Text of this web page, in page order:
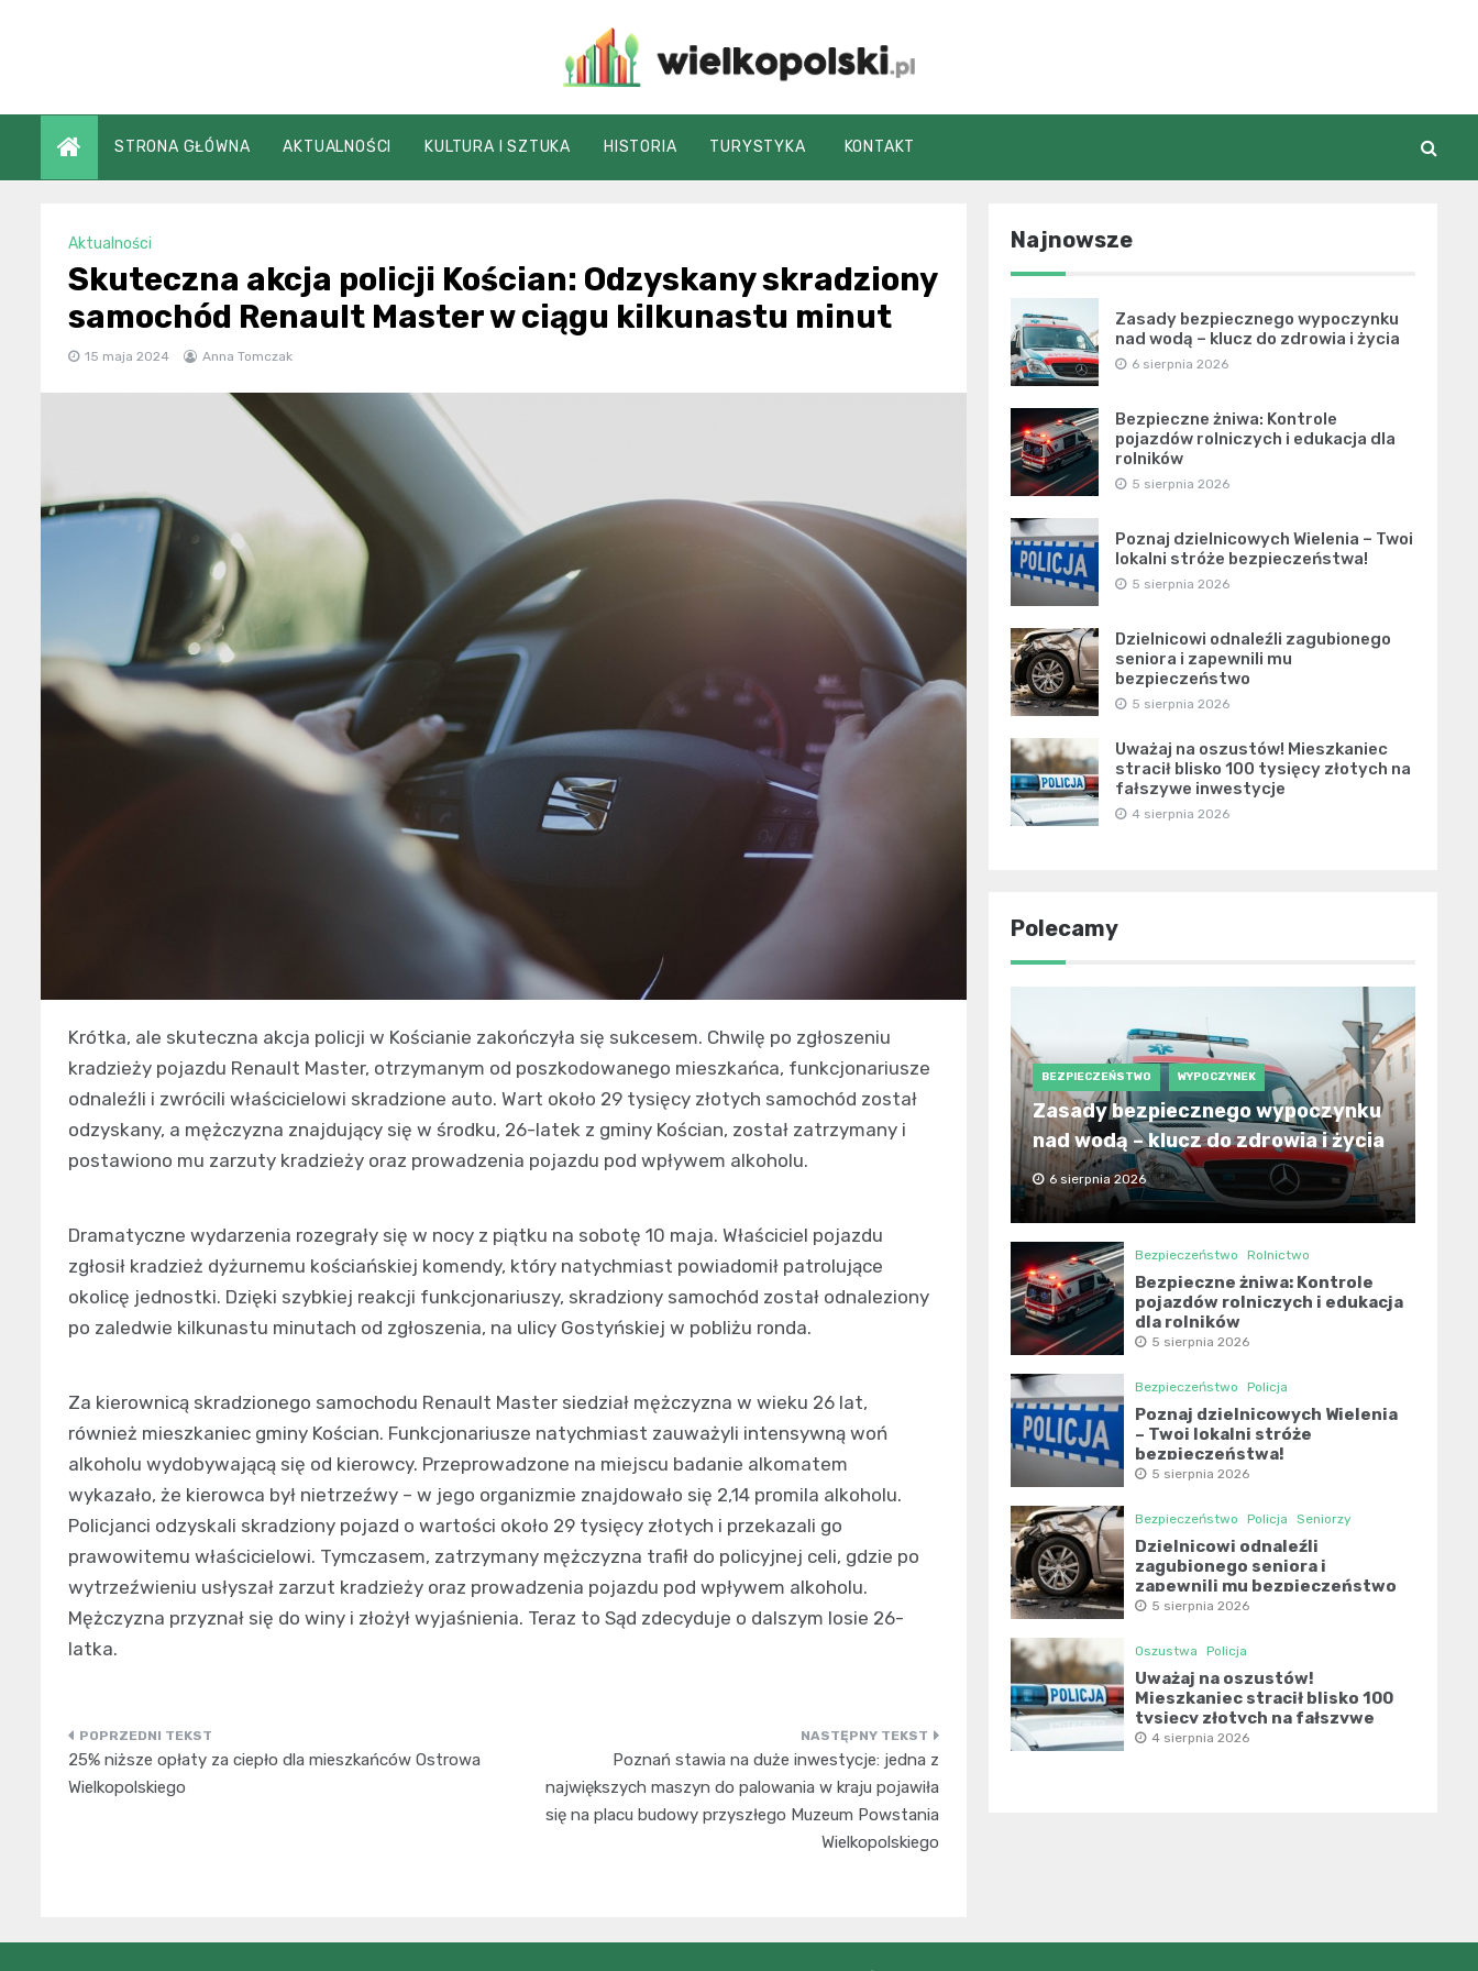
wielkopolski.pl
STRONA GŁÓWNA AKTUALNOŚCI KULTURA I SZTUKA HISTORIA TURYSTYKA KONTAKT
Aktualności
Skuteczna akcja policji Kościan: Odzyskany skradziony
samochód Renault Master w ciągu kilkunastu minut
15 maja 2024 Anna Tomczak
Krótka, ale skuteczna akcja policji w Kościanie zakończyła się sukcesem. Chwilę po zgłoszeniu
kradzieży pojazdu Renault Master, otrzymanym od poszkodowanego mieszkańca, funkcjonariusze
odnaleźli i zwrócili właścicielowi skradzione auto. Wart około 29 tysięcy złotych samochód został
odzyskany, a mężczyzna znajdujący się w środku, 26-latek z gminy Kościan, został zatrzymany i
postawiono mu zarzuty kradzieży oraz prowadzenia pojazdu pod wpływem alkoholu.
Dramatyczne wydarzenia rozegrały się w nocy z piątku na sobotę 10 maja. Właściciel pojazdu
zgłosił kradzież dyżurnemu kościańskiej komendy, który natychmiast powiadomił patrolujące
okolicę jednostki. Dzięki szybkiej reakcji funkcjonariuszy, skradziony samochód został odnaleziony
po zaledwie kilkunastu minutach od zgłoszenia, na ulicy Gostyńskiej w pobliżu ronda.
Za kierownicą skradzionego samochodu Renault Master siedział mężczyzna w wieku 26 lat,
również mieszkaniec gminy Kościan. Funkcjonariusze natychmiast zauważyli intensywną woń
alkoholu wydobywającą się od kierowcy. Przeprowadzone na miejscu badanie alkomatem
wykazało, że kierowca był nietrzeźwy – w jego organizmie znajdowało się 2,14 promila alkoholu.
Policjanci odzyskali skradziony pojazd o wartości około 29 tysięcy złotych i przekazali go
prawowitemu właścicielowi. Tymczasem, zatrzymany mężczyzna trafił do policyjnej celi, gdzie po
wytrzeźwieniu usłyszał zarzut kradzieży oraz prowadzenia pojazdu pod wpływem alkoholu.
Mężczyzna przyznał się do winy i złożył wyjaśnienia. Teraz to Sąd zdecyduje o dalszym losie 26-
latka.
Nawigacja
wpisu
25% niższe opłaty za ciepło dla mieszkańców Ostrowa
Wielkopolskiego
Poznań stawia na duże inwestycje: jedna z
największych maszyn do palowania w kraju pojawiła
się na placu budowy przyszłego Muzeum Powstania
Wielkopolskiego
Najnowsze
Zasady bezpiecznego wypoczynku
nad wodą – klucz do zdrowia i życia
6 sierpnia 2026
Bezpieczne żniwa: Kontrole
pojazdów rolniczych i edukacja dla
rolników
5 sierpnia 2026
Poznaj dzielnicowych Wielenia – Twoi
lokalni stróże bezpieczeństwa!
5 sierpnia 2026
Dzielnicowi odnaleźli zagubionego
seniora i zapewnili mu
bezpieczeństwo
5 sierpnia 2026
Uważaj na oszustów! Mieszkaniec
stracił blisko 100 tysięcy złotych na
fałszywe inwestycje
4 sierpnia 2026
Polecamy
BEZPIECZEŃSTWO WYPOCZYNEK
Zasady bezpiecznego wypoczynku
nad wodą – klucz do zdrowia i życia
6 sierpnia 2026
Bezpieczeństwo Rolnictwo
Bezpieczne żniwa: Kontrole
pojazdów rolniczych i edukacja
dla rolników
5 sierpnia 2026
Bezpieczeństwo Policja
Poznaj dzielnicowych Wielenia
– Twoi lokalni stróże
bezpieczeństwa!
5 sierpnia 2026
Bezpieczeństwo Policja Seniorzy
Dzielnicowi odnaleźli
zagubionego seniora i
zapewnili mu bezpieczeństwo
5 sierpnia 2026
Oszustwa Policja
Uważaj na oszustów!
Mieszkaniec stracił blisko 100
tysięcy złotych na fałszywe
inwestycje
4 sierpnia 2026